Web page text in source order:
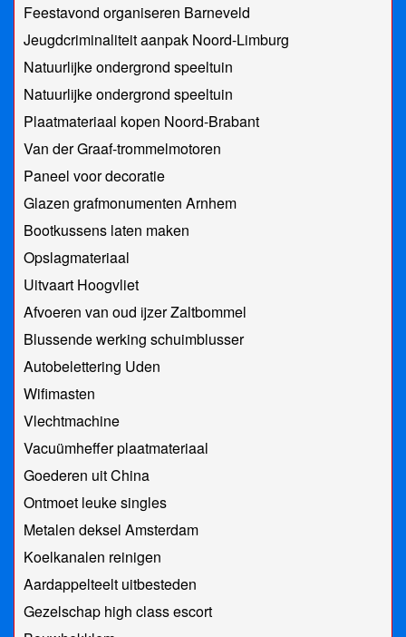
Feestavond organiseren Barneveld
Jeugdcriminaliteit aanpak Noord-Limburg
Natuurlijke ondergrond speeltuin
Natuurlijke ondergrond speeltuin
Plaatmateriaal kopen Noord-Brabant
Van der Graaf-trommelmotoren
Paneel voor decoratie
Glazen grafmonumenten Arnhem
Bootkussens laten maken
Opslagmateriaal
Uitvaart Hoogvliet
Afvoeren van oud ijzer Zaltbommel
Blussende werking schuimblusser
Autobelettering Uden
Wifimasten
Vlechtmachine
Vacuümheffer plaatmateriaal
Goederen uit China
Ontmoet leuke singles
Metalen deksel Amsterdam
Koelkanalen reinigen
Aardappelteelt uitbesteden
Gezelschap high class escort